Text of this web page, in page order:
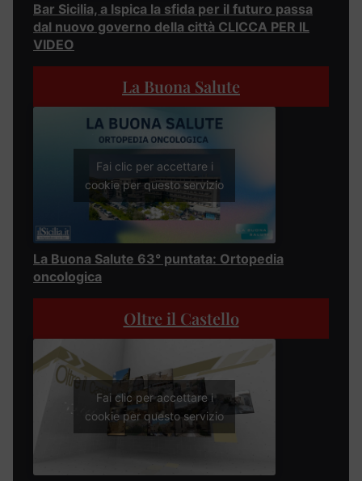
Bar Sicilia, a Ispica la sfida per il futuro passa
dal nuovo governo della città CLICCA PER IL
VIDEO
La Buona Salute
Fai clic per accettare i
cookie per questo servizio
La Buona Salute 63° puntata: Ortopedia
oncologica
Oltre il Castello
Fai clic per accettare i
cookie per questo servizio